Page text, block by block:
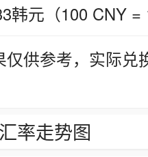
韩元（100 CNY =
仅供参考，实际
率走势图